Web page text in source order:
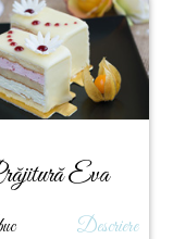
Eva
Descriere